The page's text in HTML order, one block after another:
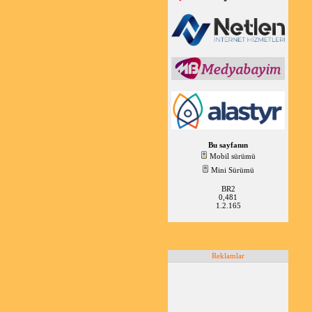
Bu sayfanın
Mobil sürümü
Mini Sürümü
BR2
0,481
1.2.165
Reklamlar